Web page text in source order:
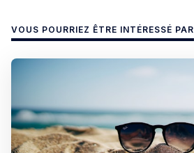
VOUS POURRIEZ ÊTRE INTÉRESSÉ PAR